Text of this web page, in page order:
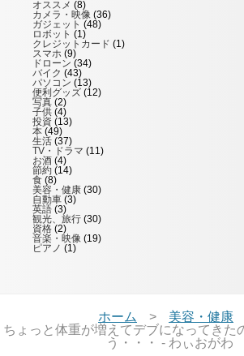
オススメ (8)
カメラ・映像 (36)
ガジェット (48)
ロボット (1)
クレジットカード (1)
スマホ (9)
ドローン (34)
バイク (43)
パソコン (13)
便利グッズ (12)
写真 (2)
子供 (4)
投資 (13)
本 (49)
生活 (37)
TV・ドラマ (11)
お酒 (4)
節約 (14)
食 (8)
美容・健康 (30)
自動車 (3)
英語 (3)
観光、旅行 (30)
資格 (2)
音楽・映像 (19)
ピアノ (1)
ホーム
美容・健康
ちょっと体重が増えてデブになってきた
う・・・ - わぃおがわ